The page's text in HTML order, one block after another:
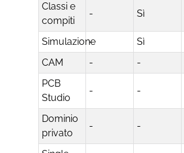
Classi e
compiti
- Sì
Simulazione
- Sì
CAM
- -
PCB
Studio
- -
Dominio
privato
- -